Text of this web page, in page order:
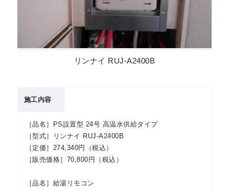
リンナイ RUJ-A2400B
施工内容
［品名］PS設置型 24号 高温水供給タイプ
［型式］リンナイ RUJ-A2400B
［定価］274,340円（税込）
［販売価格］70,800円（税込）
［品名］給湯リモコン